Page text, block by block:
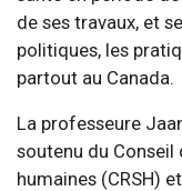
de ses travaux, et
politiques, les
partout au Canada.
La professeure
soutenu du Conseil
humaines (CRSH)